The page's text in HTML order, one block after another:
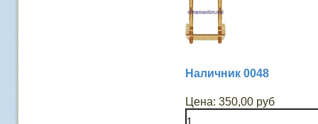
Наличник 0048
Цена: 350,00 руб